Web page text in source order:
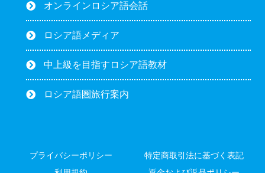
オンラインロシア語会話
ロシア語メディア
中上級を目指すロシア語教材
ロシア語圏旅行案内
プライバシーポリシー
特定商取引法に基づく表記